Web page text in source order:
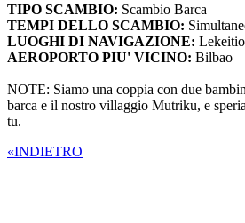
TIPO SCAMBIO: Scambio Barca
TEMPI DELLO SCAMBIO:
LUOGHI DI NAVIGAZIONE:
AEROPORTO PIU' VICINO: Bilbao
NOTE: Siamo una coppia con due
barca e il nostro villaggio Mutriku, e
tu.
«INDIETRO